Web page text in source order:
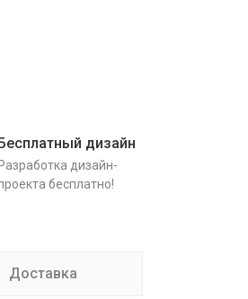
дизайн
Разработка дизайн-
бесплатно!
Доставка